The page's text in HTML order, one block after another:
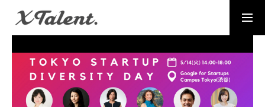
採用情報 お問い合わせ
MESSAGE
代表メッセージ